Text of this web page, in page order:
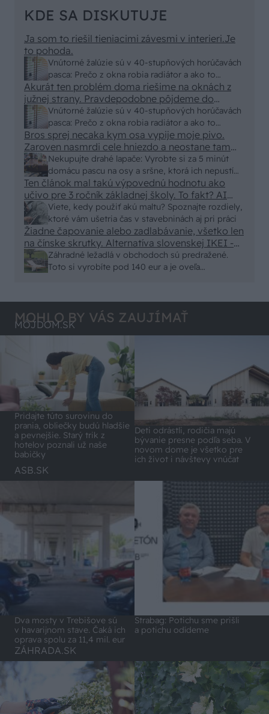
KDE SA DISKUTUJE
Vnútorné žalúzie sú v 40-stupňových horúčavách
pasca: Prečo z okna robia radiátor a ako to
vyriešiť za pár eur?
Ja som to riešil tieniacimi závesmi v interieri.Je
to pohoda.
Vnútorné žalúzie sú v 40-stupňových horúčavách
pasca: Prečo z okna robia radiátor a ako to
vyriešiť za pár eur?
Akurát ten problém doma riešime na oknách z
južnej strany. Pravdepodobne pôjdeme do
vonkajšieho tienenia na spôsob markízy
250x150cm. Čínsky predajcovia idú okolo 100
eur kus.
Nekupujte drahé lapače: Vyrobte si za 5 minút
domácu pascu na osy a sršne, ktorá ich nepustí
von
Bros sprej necaka kym osa vypije moje pivo.
Zaroven nasmrdi cele hniezdo a neostane tam
nic zive. Vasa pasca naucinke moc efektivne.
Skor pritiahne slimaky
Viete, kedy použiť akú maltu? Spoznajte rozdiely,
ktoré vám ušetria čas v stavebninách aj pri práci
Ten článok mal takú výpovednú hodnotu ako
učivo pre 3 ročník základnej školy. To fakt? AI
alebo nejaka kniha z VŠ? Dnešné rychlotvrdnuce
malty - pevnosť 40 Mpa a doba schnutia tak 15
minut , k tomu vodotesné s kryštálikou. A rozdiel
- schnutie a zretie. Nič?
Záhradné ležadlá v obchodoch sú predražené.
Toto si vyrobíte pod 140 eur a je oveľa
Žiadne čapovanie alebo zadlabávanie, všetko len
na čínske skrutky. Alternatíva slovenskej IKEI -
čo sa týka pevnosti. Autor si nedal veľa námahy s
remeselným spracovaním, škoda. No lepšie než
MOHLO BY VÁS ZAUJÍMAŤ
MÔJDOM.SK
Pridajte túto surovinu do
prania, obliečky budú hladšie
a pevnejšie. Starý trik z
hotelov poznali už naše
babičky
Deti odrástli, rodičia majú
bývanie presne podľa seba. V
novom dome je všetko pre
ich život i návštevy vnúčat
ASB.SK
Dva mosty v Trebišove sú
v havarijnom stave. Čaká ich
oprava spolu za 11,4 mil. eur
Strabag: Potichu sme prišli
a potichu odídeme
ZÁHRADA.SK